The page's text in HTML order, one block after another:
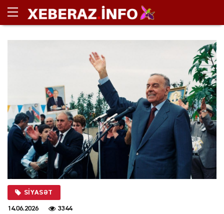
SIYASƏT
14.06.2026 3344